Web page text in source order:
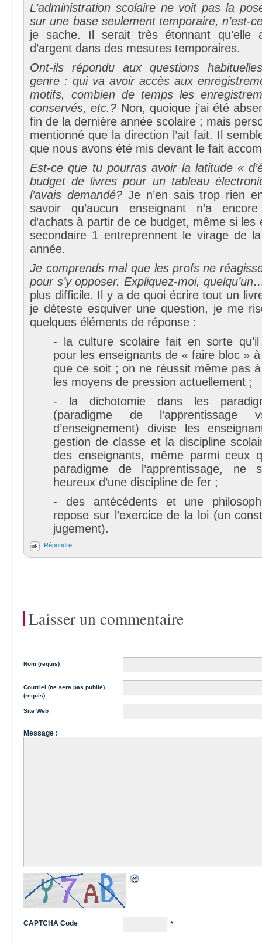
L’administration scolaire ne voit pas la
sur une base seulement temporaire, n’est-
je sache. Il serait très étonnant qu’elle
d’argent dans des mesures temporaires.
Ont-ils répondu aux questions
genre : qui va avoir accès aux
motifs, combien de temps les
conservés, etc.? Non, quoique j’ai été
fin de la dernière année scolaire ; mais
mentionné que la direction l’ait fait. Il
que nous avons été mis devant le fait
Est-ce que tu pourras avoir la latitude «
budget de livres pour un tableau
l’avais demandé?Je n’en sais trop rien
savoir qu’aucun enseignant n’a
d’achats à partir de ce budget, même si les
secondaire 1 entreprennent le virage de
année.
Je comprends mal que les profs ne
pour s’y opposer. Expliquez-moi,
plus difficile. Il y a de quoi écrire tout un
je déteste esquiver une question, je me
quelques éléments de réponse :
- la culture scolaire fait en sorte
pour les enseignants de « faire bloc »
que ce soit ; on ne réussit même pas
les moyens de pression actuellement ;
- la dichotomie dans les
(paradigme de l’apprentissage
d’enseignement) divise les
gestion de classe et la discipline
des enseignants, même parmi ceux
paradigme de l’apprentissage, ne
heureux d’une discipline de fer ;
- des antécédents et une
repose sur l’exercice de la loi (un
jugement).
Répondre
Laisser un commentaire
Nom (requis)
Courriel (ne sera pas publié)
(requis)
Site Web
Message :
CAPTCHA Code *